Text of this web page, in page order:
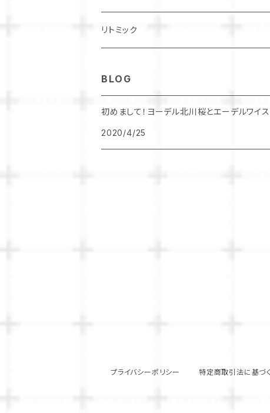
リトミック
BLOG
初めまして！ヨーデル北川桜とエーデルワイ
2020/4/25
プライバシーポリシー 特定商取引法に基づ